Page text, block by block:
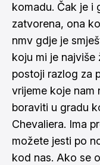
komadu. Čak je i
zatvorena, ona
nmv gdje je
koju mi je
postoji razlog za
vrijeme koje nam
boraviti u gradu
Chevaliera. Ima
možete jesti po
kod nas. Ako se